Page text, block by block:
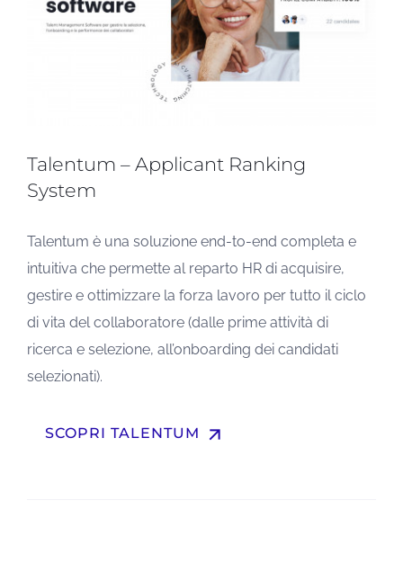
Talentum – Applicant Ranking
System
Talentum è una soluzione end-to-end completa e
intuitiva che permette al reparto HR di acquisire,
gestire e ottimizzare la forza lavoro per tutto il ciclo
di vita del collaboratore (dalle prime attività di
ricerca e selezione, all’onboarding dei candidati
selezionati).
SCOPRI TALENTUM arrow_upward